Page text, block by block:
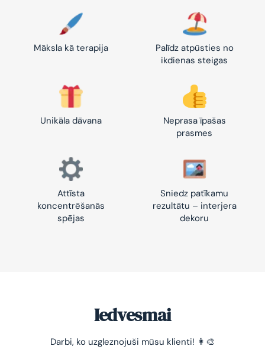
Māksla kā terapija
Palīdz atpūsties no
ikdienas steigas
Unikāla dāvana
Neprasa īpašas
prasmes
Attīsta
koncentrēšanās
spējas
Sniedz patīkamu
rezultātu – interjera
dekoru
Iedvesmai
Darbi, ko uzgleznojuši mūsu klienti! 👩‍🎨